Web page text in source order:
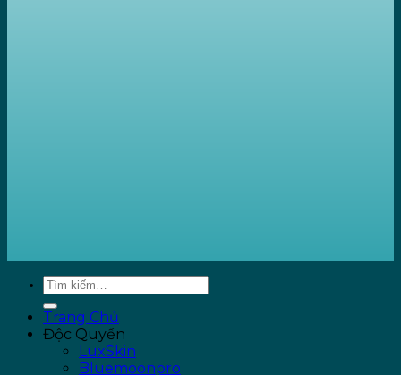
Trang Chủ
Độc Quyền
LuxSkin
Bluemoonpro